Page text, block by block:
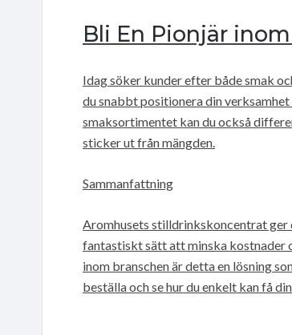
Bli En Pionjär
Idag söker kunder efter både smak
du snabbt positionera din
smaksortimentet kan du också
sticker ut från mängden.
Sammanfattning
Aromhusets stilldrinkskoncentrat
fantastiskt sätt att minska kostnader
inom branschen är detta en lösning
beställa och se hur du enkelt kan få